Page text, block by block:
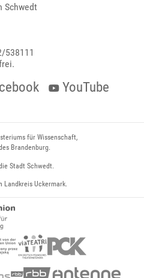
Schwedt
538111
YouTube
für Wissenschaft,
Brandenburg.
Stadt Schwedt.
Landkreis Uckermark.